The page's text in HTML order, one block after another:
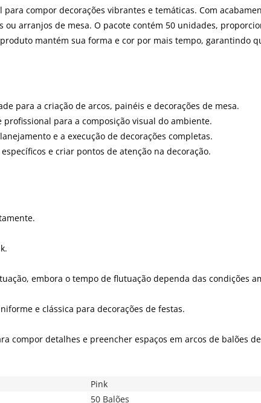
para compor decorações vibrantes e temáticas. Com
arranjos de mesa. O pacote contém 50 unidades,
mantém sua forma e cor por mais tempo, garantindo
para a criação de arcos, painéis e decorações de mesa.
para a composição visual do ambiente.
e a execução de decorações completas.
e criar pontos de atenção na decoração.
embora o tempo de flutuação dependa das condições
e clássica para decorações de festas.
compor detalhes e preencher espaços em arcos de balões
Pink
50 Balões